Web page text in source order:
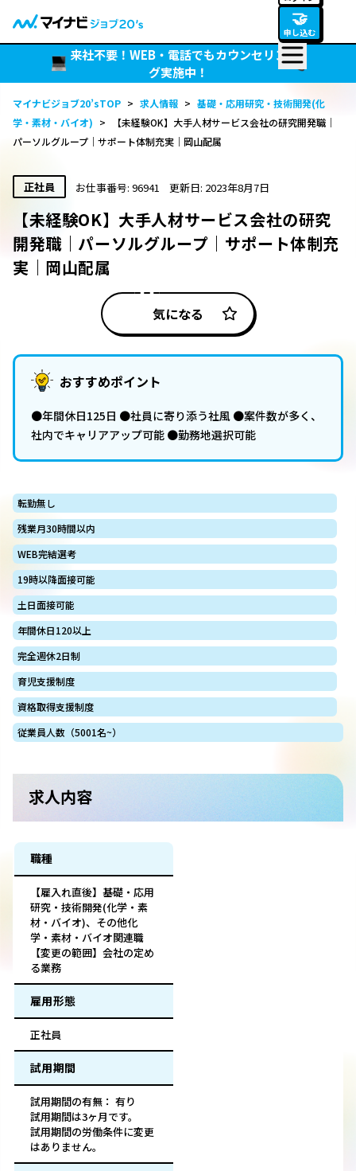
🤝
申し込む
来社不要！WEB・電話でもカウンセリン
グ実施中！
マイナビジョブ20’sTOP > 求人情報 > 基礎・応用研究・技術開発(化
学・素材・バイオ) >
【未経験OK】大手人材サービス会社の研究開発職｜
パーソルグループ｜サポート体制充実｜岡山配属
正社員 お仕事番号: 96941 更新日: 2023年8月7日
【未経験OK】大手人材サービス会社の研究
開発職｜パーソルグループ｜サポート体制充
実｜岡山配属
気になる
おすすめポイント
●年間休日125日 ●社員に寄り添う社風 ●案件数が多く、
社内でキャリアアップ可能 ●勤務地選択可能
転勤無し
残業月30時間以内
WEB完結選考
19時以降面接可能
土日面接可能
年間休日120以上
完全週休2日制
育児支援制度
資格取得支援制度
従業員人数（5001名~）
求人内容
職種
【雇入れ直後】基礎・応用
研究・技術開発(化学・素
材・バイオ)、その他化
学・素材・バイオ関連職
【変更の範囲】会社の定め
る業務
雇用形態
正社員
試用期間
試用期間の有無： 有り
試用期間は3ヶ月です。
試用期間の労働条件に変更
はありません。